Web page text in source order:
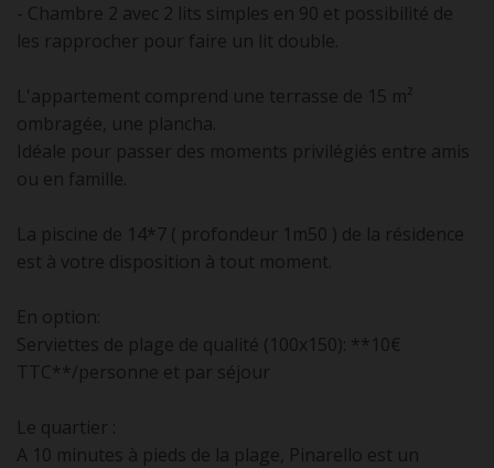
- Chambre 2 avec 2 lits simples en 90 et possibilité de
les rapprocher pour faire un lit double.
L'appartement comprend une terrasse de 15 m²
ombragée, une plancha.
Idéale pour passer des moments privilégiés entre amis
ou en famille.
La piscine de 14*7 ( profondeur 1m50 ) de la résidence
est à votre disposition à tout moment.
En option:
Serviettes de plage de qualité (100x150): **10€
TTC**/personne et par séjour
Le quartier :
A 10 minutes à pieds de la plage, Pinarello est un